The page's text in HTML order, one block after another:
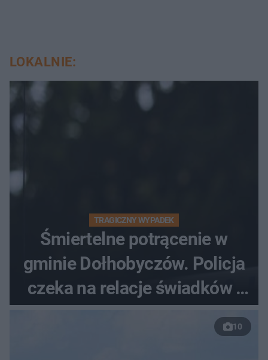
LOKALNIE:
TRAGICZNY WYPADEK
Śmiertelne potrącenie w
gminie Dołhobyczów. Policja
czeka na relacje świadków i
10